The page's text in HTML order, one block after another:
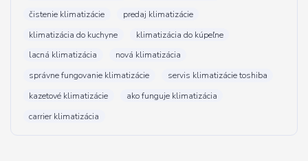
čistenie klimatizácie
predaj klimatizácie
klimatizácia do kuchyne
klimatizácia do kúpeľne
lacná klimatizácia
nová klimatizácia
správne fungovanie klimatizácie
servis klimatizácie toshiba
kazetové klimatizácie
ako funguje klimatizácia
carrier klimatizácia